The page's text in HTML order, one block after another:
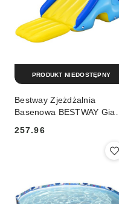
Bestway Zjeżdżalnia
Basenowa BESTWAY Giant
257.96
PRODUKT NIEDOSTĘPNY